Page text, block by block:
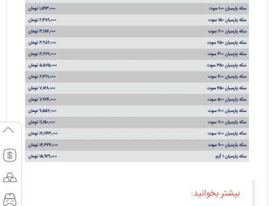
بیشتر بخوانید: